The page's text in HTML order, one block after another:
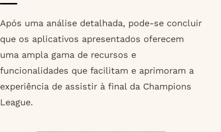
Após uma análise detalhada, pode-se concluir
que os aplicativos apresentados oferecem
uma ampla gama de recursos e
funcionalidades que facilitam e aprimoram a
experiência de assistir à final da Champions
League.